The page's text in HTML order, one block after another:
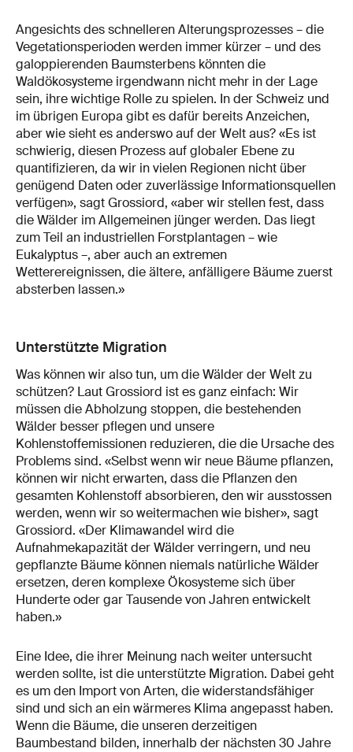
Angesichts des schnelleren Alterungsprozesses – die
Vegetationsperioden werden immer kürzer – und des
galoppierenden Baumsterbens könnten die
Waldökosysteme irgendwann nicht mehr in der Lage
sein, ihre wichtige Rolle zu spielen. In der Schweiz und
im übrigen Europa gibt es dafür bereits Anzeichen,
aber wie sieht es anderswo auf der Welt aus? «Es ist
schwierig, diesen Prozess auf globaler Ebene zu
quantifizieren, da wir in vielen Regionen nicht über
genügend Daten oder zuverlässige Informationsquellen
verfügen», sagt Grossiord, «aber wir stellen fest, dass
die Wälder im Allgemeinen jünger werden. Das liegt
zum Teil an industriellen Forstplantagen – wie
Eukalyptus –, aber auch an extremen
Wetterereignissen, die ältere, anfälligere Bäume zuerst
absterben lassen.»
Unterstützte Migration
Was können wir also tun, um die Wälder der Welt zu
schützen? Laut Grossiord ist es ganz einfach: Wir
müssen die Abholzung stoppen, die bestehenden
Wälder besser pflegen und unsere
Kohlenstoffemissionen reduzieren, die die Ursache des
Problems sind. «Selbst wenn wir neue Bäume pflanzen,
können wir nicht erwarten, dass die Pflanzen den
gesamten Kohlenstoff absorbieren, den wir ausstossen
werden, wenn wir so weitermachen wie bisher», sagt
Grossiord. «Der Klimawandel wird die
Aufnahmekapazität der Wälder verringern, und neu
gepflanzte Bäume können niemals natürliche Wälder
ersetzen, deren komplexe Ökosysteme sich über
Hunderte oder gar Tausende von Jahren entwickelt
haben.»
Eine Idee, die ihrer Meinung nach weiter untersucht
werden sollte, ist die unterstützte Migration. Dabei geht
es um den Import von Arten, die widerstandsfähiger
sind und sich an ein wärmeres Klima angepasst haben.
Wenn die Bäume, die unseren derzeitigen
Baumbestand bilden, innerhalb der nächsten 30 Jahre